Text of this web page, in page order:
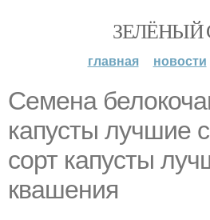
ЗЕЛЁНЫЙ
главная новости
Семена
капусты лучшие
сорт капусты
квашения